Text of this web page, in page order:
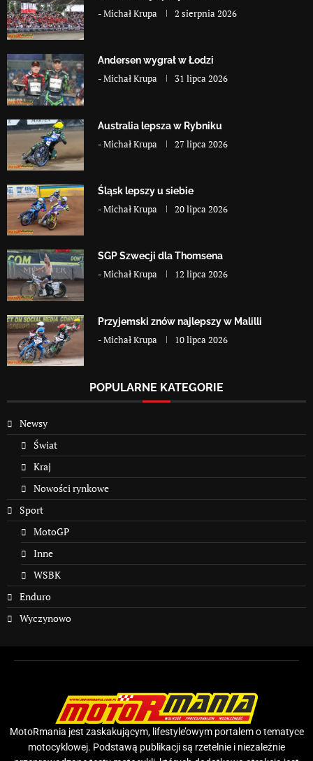
-Michał Krupa 2 sierpnia 2026
Andersen wygrał w Łodzi
-Michał Krupa 31 lipca 2026
Australia lepsza w Rybniku
-Michał Krupa 27 lipca 2026
Śląsk lepszy u siebie
-Michał Krupa 20 lipca 2026
SGP Szwecji dla Thomsena
-Michał Krupa 12 lipca 2026
Przyjemski znów najlepszy w Malilli
-Michał Krupa 10 lipca 2026
POPULARNE KATEGORIE
Newsy
Świat
Kraj
Nowości rynkowe
Sport
MotoGP
Inne
WSBK
Enduro
Wyczynowo
MotoRmania jest zaskakującym, lifestyle’owym portalem o tematyce
motocyklowej. Podstawą publikacji są rzetelnie i niezależnie